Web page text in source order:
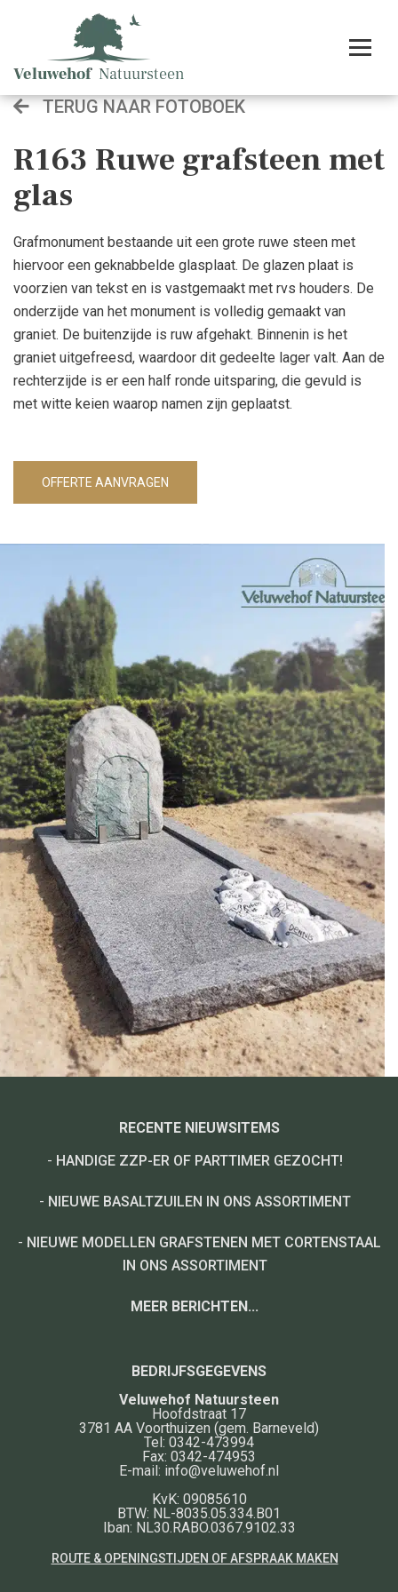
TERUG NAAR FOTOBOEK
R163 Ruwe grafsteen met
glas
Grafmonument bestaande uit een grote ruwe steen met
hiervoor een geknabbelde glasplaat. De glazen plaat is
voorzien van tekst en is vastgemaakt met rvs houders. De
onderzijde van het monument is volledig gemaakt van
graniet. De buitenzijde is ruw afgehakt. Binnenin is het
graniet uitgefreesd, waardoor dit gedeelte lager valt. Aan de
rechterzijde is er een half ronde uitsparing, die gevuld is
met witte keien waarop namen zijn geplaatst.
OFFERTE AANVRAGEN
BEDRIJFSGEGEVENS
Veluwehof Natuursteen
Hoofdstraat 17
3781 AA Voorthuizen (gem. Barneveld)
Tel: 0342-473994
Fax: 0342-474953
E-mail: info@veluwehof.nl
KvK: 09085610
BTW: NL-8035.05.334.B01
Iban: NL30.RABO.0367.9102.33
ROUTE & OPENINGSTIJDEN OF AFSPRAAK MAKEN
RECENTE NIEUWSITEMS
- HANDIGE ZZP-ER OF PARTTIMER GEZOCHT!
- NIEUWE BASALTZUILEN IN ONS ASSORTIMENT
- NIEUWE MODELLEN GRAFSTENEN MET CORTENSTAAL
IN ONS ASSORTIMENT
MEER BERICHTEN...